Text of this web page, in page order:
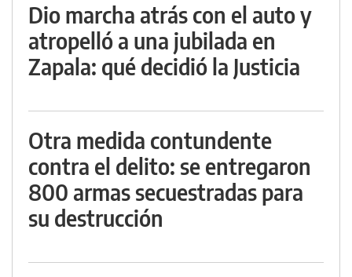
Dio marcha atrás con el auto y
atropelló a una jubilada en
Zapala: qué decidió la Justicia
Otra medida contundente
contra el delito: se entregaron
800 armas secuestradas para
su destrucción